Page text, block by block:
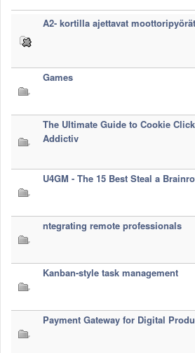
MP14 kuvia
MP13 kuvia
ACS 2015 kuvia
UUTISET
SÄÄ
Helsingin sää
Tampereen sää
Oulun sää
Kuopion sää
VIP-jäsenyys
Suunnittele oma paita
Mainostus
Palaute
Kevytversio
A2- kortilla ajettavat
Games
The Ultimate Guide to Cookie
Addictiv
U4GM - The 15 Best Steal a
ntegrating remote professionals
Kanban-style task management
Payment Gateway for Digital